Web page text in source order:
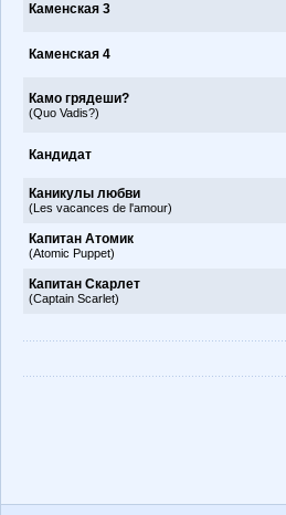
Каменская 3
Каменская 4
Камо грядеши?
(Quo Vadis?)
Кандидат
Каникулы любви
(Les vacances de l'amour)
Капитан Атомик
(Atomic Puppet)
Капитан Скарлет
(Captain Scarlet)